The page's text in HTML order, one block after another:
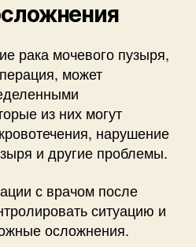
рака мочевого пузыря,
может
из них могут
нарушение
и другие проблемы.
с врачом после
ситуацию и
осложнения.